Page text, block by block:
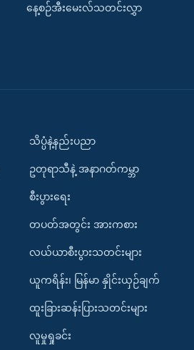
နေ့စဉ်အီးမေးလ်သတင်းလွှာ
သိပ္ပံနဲ့နည်းပညာ
ဥတုရာသီနဲ့ အနာဂတ်ကမ္ဘာ
စီးပွားရေး
တပတ်အတွင်း အားကစား
လယ်ယာစီးပွားသတင်းများ
ယူကရိန်း၊ မြန်မာ နှိုင်းယှဉ်ချက်
ထူးခြားဆန်းပြားသတင်းများ
လူမှုရှုခင်း